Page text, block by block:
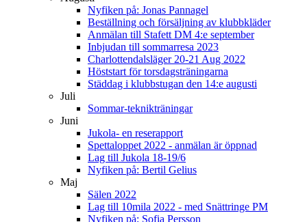
Nyfiken på: Jonas Pannagel
Beställning och försäljning av klubbkläder
Anmälan till Stafett DM 4:e september
Inbjudan till sommarresa 2023
Charlottendalsläger 20-21 Aug 2022
Höststart för torsdagsträningarna
Städdag i klubbstugan den 14:e augusti
Juli
Sommar-teknikträningar
Juni
Jukola- en reserapport
Spettaloppet 2022 - anmälan är öppnad
Lag till Jukola 18-19/6
Nyfiken på: Bertil Gelius
Maj
Sälen 2022
Lag till 10mila 2022 - med Snättringe PM
Nyfiken på: Sofia Persson